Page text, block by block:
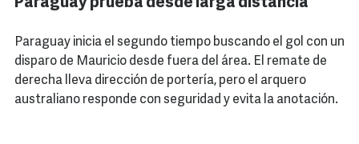
Paraguay prueba desde larga distancia
Paraguay inicia el segundo tiempo buscando el gol con un
disparo de Mauricio desde fuera del área. El remate de
derecha lleva dirección de portería, pero el arquero
australiano responde con seguridad y evita la anotación.